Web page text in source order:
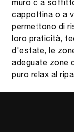
muro o a
cappottina o a
permettono di
loro praticità,
d'estate, le
adeguate zone
puro relax al